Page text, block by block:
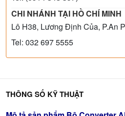
CHI NHÁNH TẠI HỒ CHÍ MINH
Lô H38, Lương Định Của, P.An
Tel: 032 697 5555
THÔNG SỐ KỸ THUẬT